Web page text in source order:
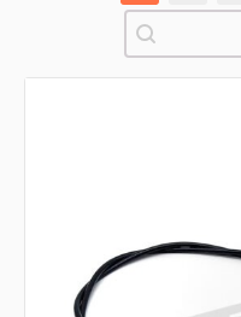
Pretraži